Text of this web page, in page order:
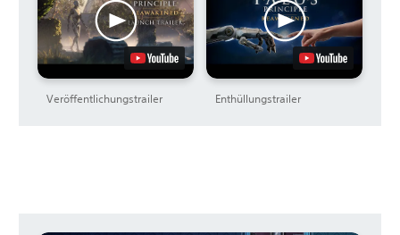
Veröffentlichungstrailer Enthüllungstrailer